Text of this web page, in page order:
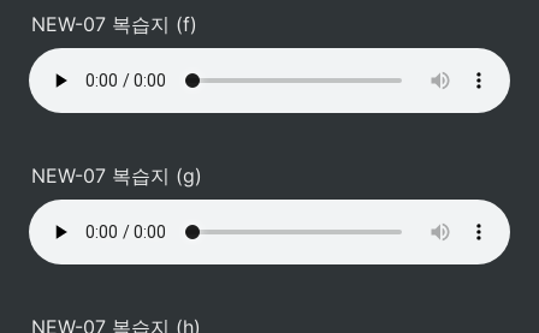
NEW-07 복습지 (f)
NEW-07 복습지 (g)
NEW-07 복습지 (h)